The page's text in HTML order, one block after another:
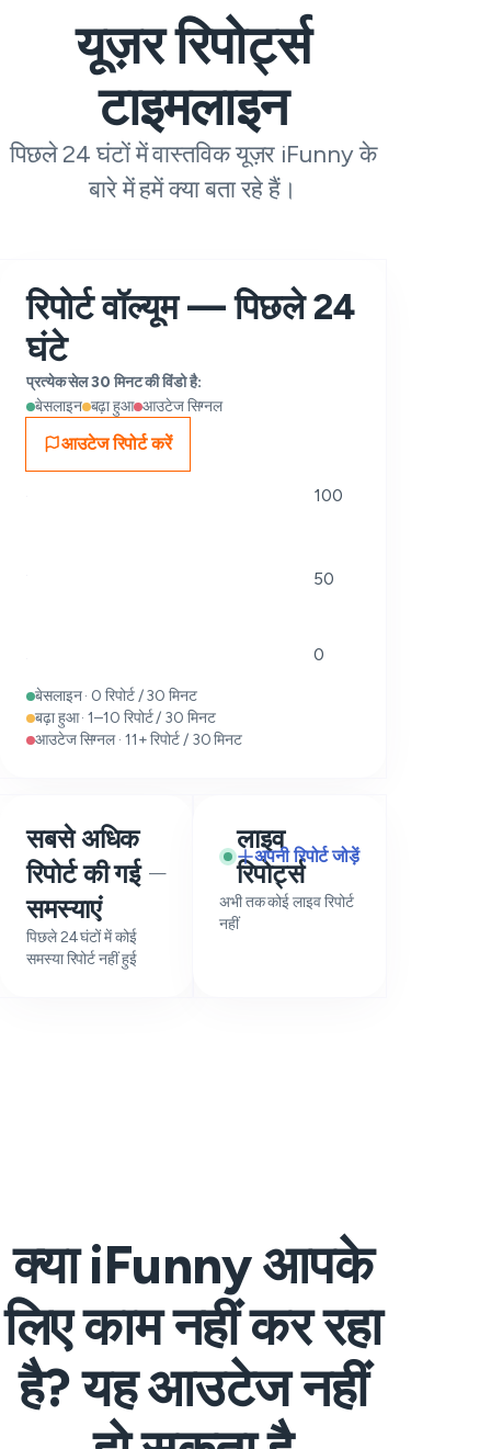
यूज़र रिपोर्ट्स
टाइमलाइन
पिछले 24 घंटों में वास्तविक यूज़र iFunny के
बारे में हमें क्या बता रहे हैं।
रिपोर्ट वॉल्यूम — पिछले 24
घंटे
प्रत्येक सेल 30 मिनट की विंडो है:
बेसलाइन बढ़ा हुआ आउटेज सिग्नल
आउटेज रिपोर्ट करें
100
50
0
बेसलाइन · 0 रिपोर्ट / 30 मिनट
बढ़ा हुआ · 1–10 रिपोर्ट / 30 मिनट
आउटेज सिग्नल · 11+ रिपोर्ट / 30 मिनट
सबसे अधिक
रिपोर्ट की गई
समस्याएं
—
पिछले 24 घंटों में कोई
समस्या रिपोर्ट नहीं हुई
लाइव
रिपोर्ट्स
अपनी रिपोर्ट जोड़ें
अभी तक कोई लाइव रिपोर्ट
नहीं
क्या iFunny आपके
लिए काम नहीं कर रहा
है? यह आउटेज नहीं